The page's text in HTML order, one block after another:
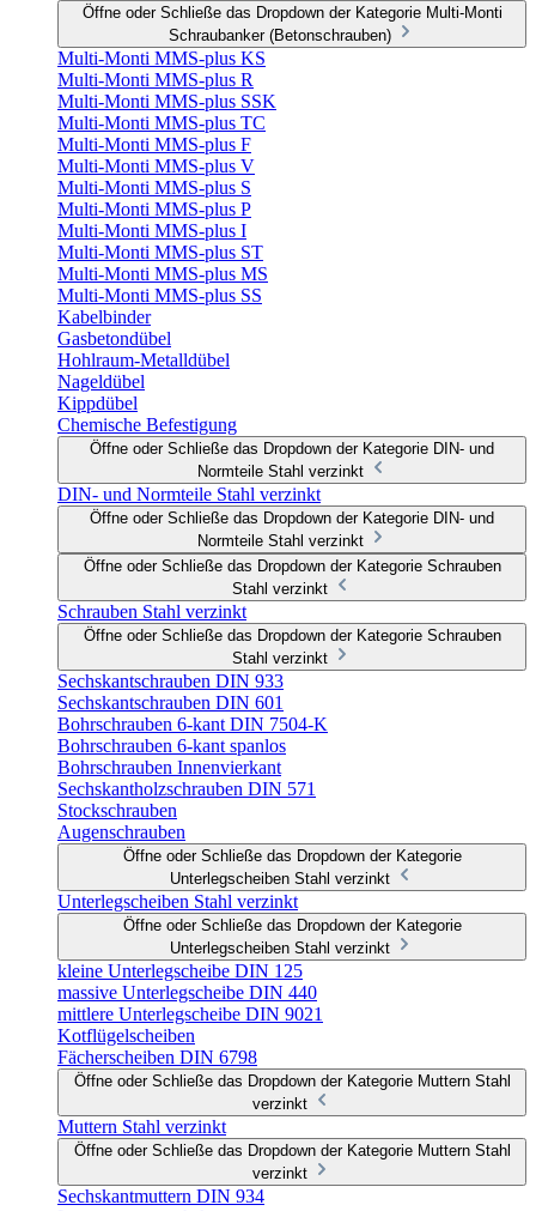
Öffne oder Schließe das Dropdown der Kategorie Multi-Monti
Schraubanker (Betonschrauben)
Multi-Monti MMS-plus KS
Multi-Monti MMS-plus R
Multi-Monti MMS-plus SSK
Multi-Monti MMS-plus TC
Multi-Monti MMS-plus F
Multi-Monti MMS-plus V
Multi-Monti MMS-plus S
Multi-Monti MMS-plus P
Multi-Monti MMS-plus I
Multi-Monti MMS-plus ST
Multi-Monti MMS-plus MS
Multi-Monti MMS-plus SS
Kabelbinder
Gasbetondübel
Hohlraum-Metalldübel
Nageldübel
Kippdübel
Chemische Befestigung
Öffne oder Schließe das Dropdown der Kategorie DIN- und
Normteile Stahl verzinkt
DIN- und Normteile Stahl verzinkt
Öffne oder Schließe das Dropdown der Kategorie DIN- und
Normteile Stahl verzinkt
Öffne oder Schließe das Dropdown der Kategorie Schrauben
Stahl verzinkt
Schrauben Stahl verzinkt
Öffne oder Schließe das Dropdown der Kategorie Schrauben
Stahl verzinkt
Sechskantschrauben DIN 933
Sechskantschrauben DIN 601
Bohrschrauben 6-kant DIN 7504-K
Bohrschrauben 6-kant spanlos
Bohrschrauben Innenvierkant
Sechskantholzschrauben DIN 571
Stockschrauben
Augenschrauben
Öffne oder Schließe das Dropdown der Kategorie
Unterlegscheiben Stahl verzinkt
Unterlegscheiben Stahl verzinkt
Öffne oder Schließe das Dropdown der Kategorie
Unterlegscheiben Stahl verzinkt
kleine Unterlegscheibe DIN 125
massive Unterlegscheibe DIN 440
mittlere Unterlegscheibe DIN 9021
Kotflügelscheiben
Fächerscheiben DIN 6798
Öffne oder Schließe das Dropdown der Kategorie Muttern Stahl
verzinkt
Muttern Stahl verzinkt
Öffne oder Schließe das Dropdown der Kategorie Muttern Stahl
verzinkt
Sechskantmuttern DIN 934